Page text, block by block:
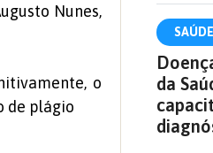
Nunes,
o
de plágio
SAÚDE
da